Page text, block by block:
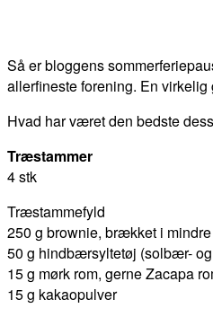
Så er bloggens
allerfineste forening. En
Hvad har været den bedste
Træstammer
4 stk
Træstammefyld
250 g brownie, brækket i
50 g hindbærsyltetøj (solbær-
15 g mørk rom, gerne Zacapa
15 g kakaopulver